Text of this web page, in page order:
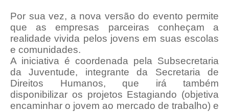
Por sua vez, a nova versão do evento permite
que as empresas parceiras conheçam a
realidade vivida pelos jovens em suas escolas
e comunidades.
A iniciativa é coordenada pela Subsecretaria
da Juventude, integrante da Secretaria de
Direitos Humanos, que irá também
disponibilizar os projetos Estagiando (objetiva
encaminhar o jovem ao mercado de trabalho) e